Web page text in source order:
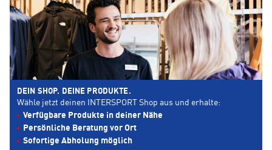
DEIN SHOP. DEINE PRODUKTE.
Wähle jetzt deinen INTERSPORT Shop aus und erhalte:
Verfügbare Produkte in deiner Nähe
Persönliche Beratung vor Ort
Sofortige Abholung möglich